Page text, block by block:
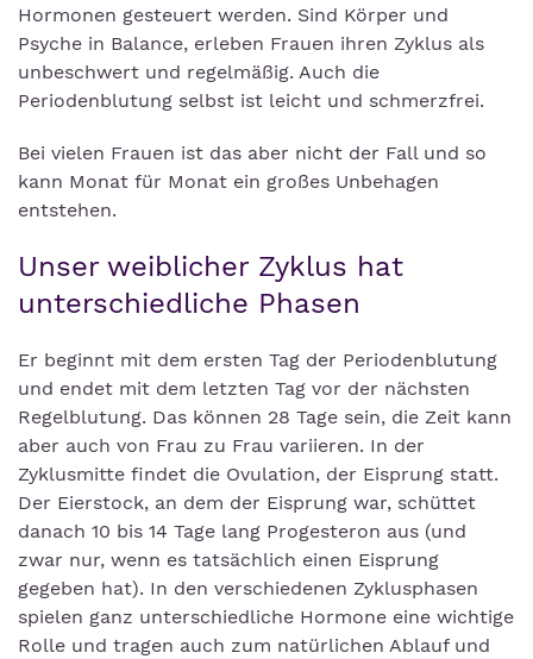
Hormonen gesteuert werden. Sind Körper und
Psyche in Balance, erleben Frauen ihren Zyklus als
unbeschwert und regelmäßig. Auch die
Periodenblutung selbst ist leicht und schmerzfrei.
Bei vielen Frauen ist das aber nicht der Fall und so
kann Monat für Monat ein großes Unbehagen
entstehen.
Unser weiblicher Zyklus hat
unterschiedliche Phasen
Er beginnt mit dem ersten Tag der Periodenblutung
und endet mit dem letzten Tag vor der nächsten
Regelblutung. Das können 28 Tage sein, die Zeit kann
aber auch von Frau zu Frau variieren. In der
Zyklusmitte findet die Ovulation, der Eisprung statt.
Der Eierstock, an dem der Eisprung war, schüttet
danach 10 bis 14 Tage lang Progesteron aus (und
zwar nur, wenn es tatsächlich einen Eisprung
gegeben hat). In den verschiedenen Zyklusphasen
spielen ganz unterschiedliche Hormone eine wichtige
Rolle und tragen auch zum natürlichen Ablauf und